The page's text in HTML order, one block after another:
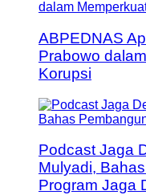
ABPEDNAS
Prabowo
Korupsi
Podcast Jaga
Mulyadi,
Program Jaga